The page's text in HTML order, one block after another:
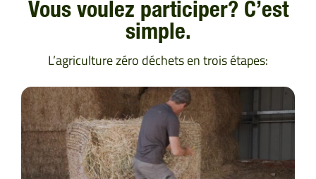
Vous voulez participer? C’est
simple.
L’agriculture zéro déchets en trois étapes: